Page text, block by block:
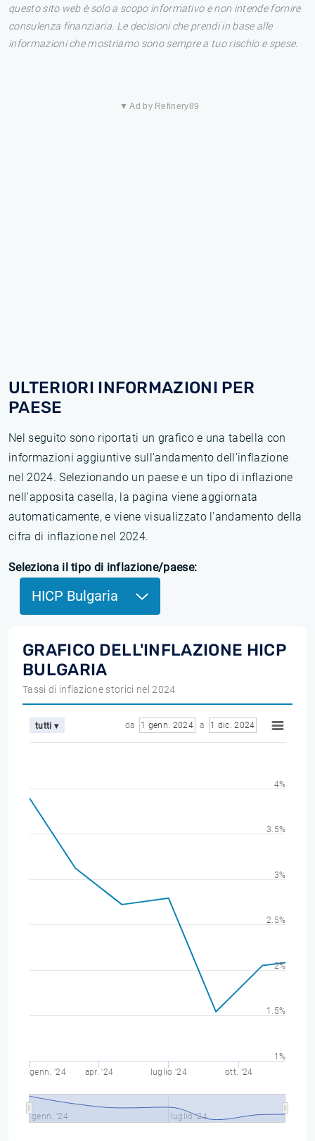
questo sito web è solo a scopo informativo e non intende fornire
consulenza finanziaria. Le decisioni che prendi in base alle
informazioni che mostriamo sono sempre a tuo rischio e spese.
▼ Ad by Refinery89
ULTERIORI INFORMAZIONI PER
PAESE
Nel seguito sono riportati un grafico e una tabella con
informazioni aggiuntive sull'andamento dell'inflazione
nel 2024. Selezionando un paese e un tipo di inflazione
nell'apposita casella, la pagina viene aggiornata
automaticamente, e viene visualizzato l'andamento della
cifra di inflazione nel 2024.
Seleziona il tipo di inflazione/paese:
HICP Bulgaria
GRAFICO DELL'INFLAZIONE HICP
BULGARIA
Tassi di inflazione storici nel 2024
tutti ▾ da 1 genn. 2024 a 1 dic. 2024
genn. '24 apr. '24 luglio '24 ott. '24
genn. '24 luglio '24
1%
1.5%
2%
2.5%
3%
3.5%
4%